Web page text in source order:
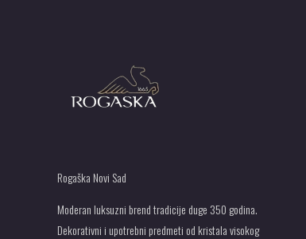
Rogaška Novi Sad
Moderan luksuzni brend tradicije duge 350 godina.
Dekorativni i upotrebni predmeti od kristala visokog